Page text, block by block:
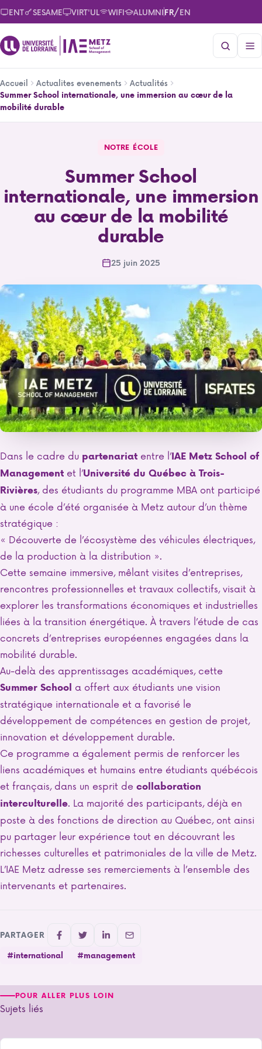
Aller
au
contenu
principal
ENT SESAME VIRT'UL WIFI ALUMNIFR/EN
d'Ariane
Accueil Actualites evenements Actualités
Summer School internationale, une immersion au cœur de la
mobilité durable
NOTRE ÉCOLE
Summer School
internationale, une immersion
au cœur de la mobilité
durable
25 juin 2025
Dans le cadre du partenariat entre l’IAE Metz School of
Management et l’Université du Québec à Trois-
Rivières, des étudiants du programme MBA ont participé
à une école d’été organisée à Metz autour d’un thème
stratégique :
« Découverte de l’écosystème des véhicules électriques,
de la production à la distribution ».
Cette semaine immersive, mêlant visites d’entreprises,
rencontres professionnelles et travaux collectifs, visait à
explorer les transformations économiques et industrielles
liées à la transition énergétique. À travers l’étude de cas
concrets d’entreprises européennes engagées dans la
mobilité durable.
Au-delà des apprentissages académiques, cette
Summer School a offert aux étudiants une vision
stratégique internationale et a favorisé le
développement de compétences en gestion de projet,
innovation et développement durable.
Ce programme a également permis de renforcer les
liens académiques et humains entre étudiants québécois
et français, dans un esprit de collaboration
interculturelle. La majorité des participants, déjà en
poste à des fonctions de direction au Québec, ont ainsi
pu partager leur expérience tout en découvrant les
richesses culturelles et patrimoniales de la ville de Metz.
L’IAE Metz adresse ses remerciements à l’ensemble des
intervenants et partenaires.
PARTAGER
#international
#management
POUR ALLER PLUS LOIN
Sujets liés